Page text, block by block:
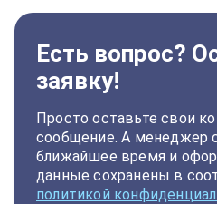
Есть вопрос?
заявку!
Просто оставьте свои
сообщение. А менеджер
ближайшее время и
данные сохранены в
политикой